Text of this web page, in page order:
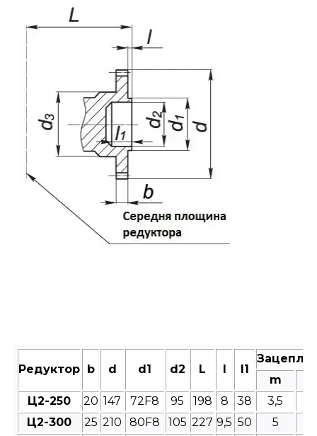
Редуктор b d d1 d2 L l1
m
Ц2-250
20 147 72F8 95 198 8 38 3,5
Ц2-300
25 210 80F8 105 227 9,5 50 5